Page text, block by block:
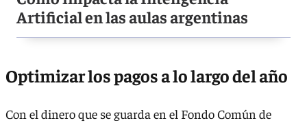
Artificial en las aulas argentinas
Optimizar los pagos a lo largo del año
Con el dinero que se guarda en el Fondo Común de